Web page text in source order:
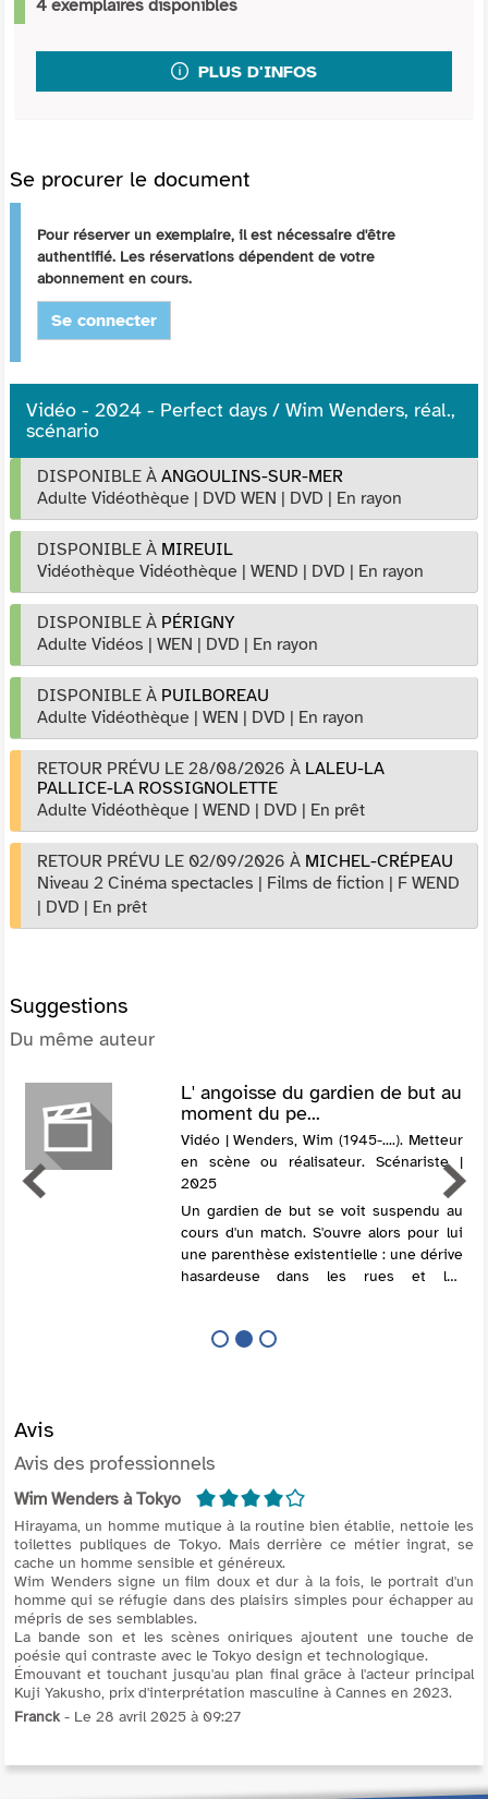
4 exemplaires disponibles
PLUS D'INFOS
Se procurer le document
Pour réserver un exemplaire, il est nécessaire d'être
authentifié. Les réservations dépendent de votre
abonnement en cours.
Se connecter
Vidéo - 2024 - Perfect days / Wim Wenders, réal.,
scénario
DISPONIBLE À ANGOULINS-SUR-MER
Adulte Vidéothèque | DVD WEN | DVD | En rayon
DISPONIBLE À MIREUIL
Vidéothèque Vidéothèque | WEND | DVD | En rayon
DISPONIBLE À PÉRIGNY
Adulte Vidéos | WEN | DVD | En rayon
DISPONIBLE À PUILBOREAU
Adulte Vidéothèque | WEN | DVD | En rayon
RETOUR PRÉVU LE 28/08/2026 À LALEU-LA
PALLICE-LA ROSSIGNOLETTE
Adulte Vidéothèque | WEND | DVD | En prêt
RETOUR PRÉVU LE 02/09/2026 À MICHEL-CRÉPEAU
Niveau 2 Cinéma spectacles | Films de fiction | F WEND
| DVD | En prêt
Suggestions
Du même auteur
L' angoisse du gardien de but au
moment du pe...
Vidéo | Wenders, Wim (1945-....). Metteur
en scène ou réalisateur. Scénariste |
2025
Un gardien de but se voit suspendu au
cours d'un match. S'ouvre alors pour lui
une parenthèse existentielle : une dérive
hasardeuse dans les rues et les
cinéma...
Avis
Avis des professionnels
Wim Wenders à Tokyo 4/5
Hirayama, un homme mutique à la routine bien établie, nettoie les
toilettes publiques de Tokyo. Mais derrière ce métier ingrat, se
cache un homme sensible et généreux.
Wim Wenders signe un film doux et dur à la fois, le portrait d'un
homme qui se réfugie dans des plaisirs simples pour échapper au
mépris de ses semblables.
La bande son et les scènes oniriques ajoutent une touche de
poésie qui contraste avec le Tokyo design et technologique.
Émouvant et touchant jusqu'au plan final grâce à l'acteur principal
Kuji Yakusho, prix d'interprétation masculine à Cannes en 2023.
Franck- Le 28 avril 2025 à 09:27